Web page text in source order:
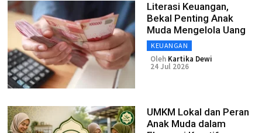
Literasi Keuangan,
Bekal Penting Anak
Muda Mengelola Uang
KEUANGAN
Oleh Kartika Dewi
24 Jul 2026
UMKM Lokal dan Peran
Anak Muda dalam